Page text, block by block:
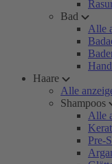
Bad
Alle
Haare
Alle
Shampoos
Alle
Pre-